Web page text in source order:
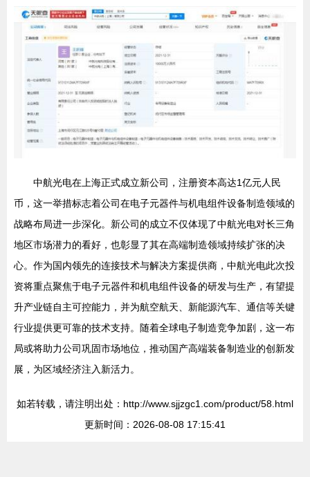
中航光电在上海正式成立新公司，注册资本高达1亿元人民
币，这一举措标志着公司在电子元器件与机电组件设备制造领域的
战略布局进一步深化。新公司的成立不仅体现了中航光电对长三角
地区市场潜力的看好，也彰显了其在高端制造领域持续扩张的决
心。作为国内领先的连接技术与解决方案提供商，中航光电此次投
资将重点聚焦于电子元器件和机电组件设备的研发与生产，有望提
升产业链自主可控能力，并为航空航天、新能源汽车、通信等关键
行业提供更可靠的技术支持。随着全球电子制造竞争加剧，这一布
局或将助力公司巩固市场地位，推动国产高端装备制造业的创新发
展，为区域经济注入新活力。
如若转载，请注明出处：http://www.sjjzgc1.com/product/58.html
更新时间：2026-08-08 17:15:41